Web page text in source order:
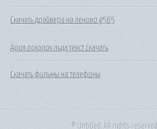
Скачать драйвера на леново g565
Ария осколок льда текст скачать
Скачать фильмы на телефоны
© Untitled. All rights reserved.